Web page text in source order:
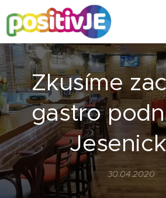
Zkusíme
gastro
30.04.2020